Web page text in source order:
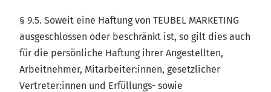
§ 9.5. Soweit eine Haftung von TEUBEL MARKETING
ausgeschlossen oder beschränkt ist, so gilt dies auch
für die persönliche Haftung ihrer Angestellten,
Arbeitnehmer, Mitarbeiter:innen, gesetzlicher
Vertreter:innen und Erfüllungs- sowie